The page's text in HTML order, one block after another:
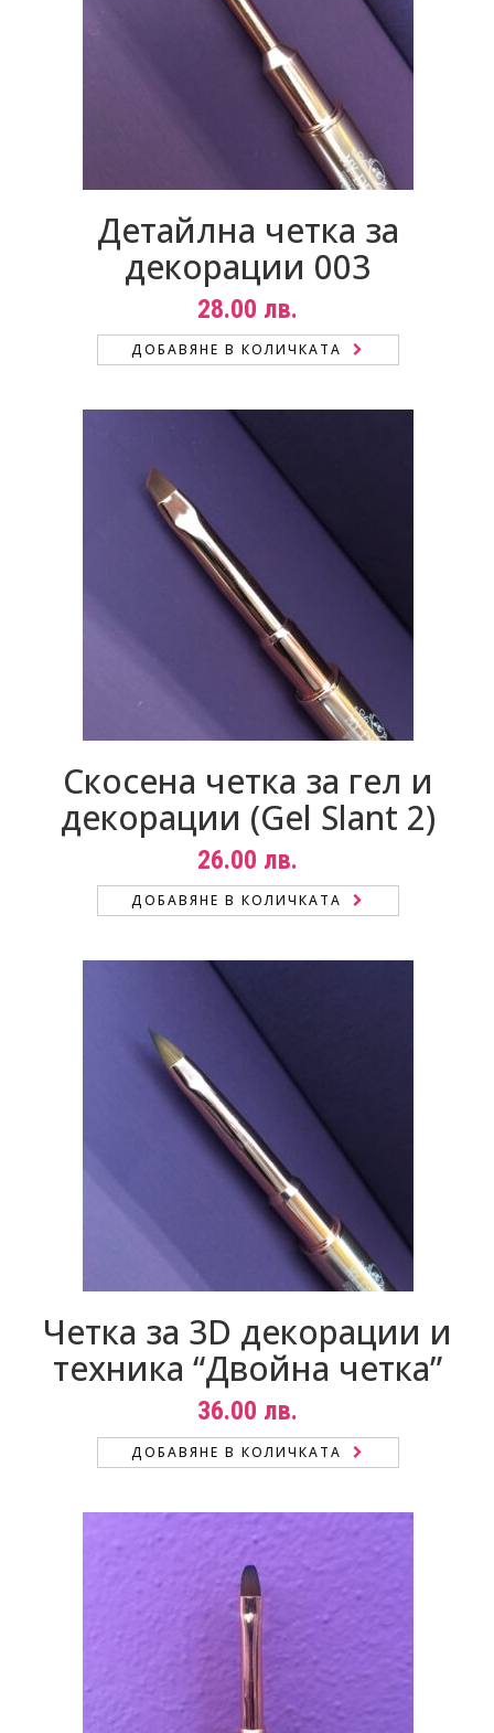
Детайлна четка за
декорации 003
28.00 лв.
ДОБАВЯНЕ В КОЛИЧКАТА
Скосена четка за гел и
декорации (Gel Slant 2)
26.00 лв.
ДОБАВЯНЕ В КОЛИЧКАТА
Четка за 3D декорации и
техника “Двойна четка”
36.00 лв.
ДОБАВЯНЕ В КОЛИЧКАТА